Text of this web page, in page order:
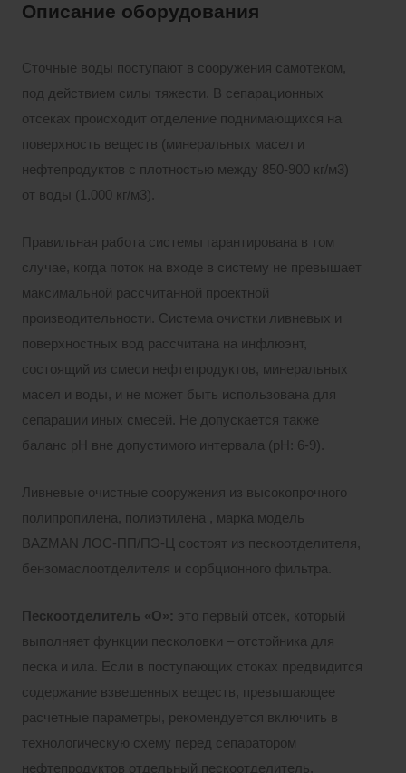
Описание оборудования
Сточные воды поступают в сооружения самотеком,
под действием силы тяжести. В сепарационных
отсеках происходит отделение поднимающихся на
поверхность веществ (минеральных масел и
нефтепродуктов с плотностью между 850-900 кг/м3)
от воды (1.000 кг/м3).
Правильная работа системы гарантирована в том
случае, когда поток на входе в систему не превышает
максимальной рассчитанной проектной
производительности. Система очистки ливневых и
поверхностных вод рассчитана на инфлюэнт,
состоящий из смеси нефтепродуктов, минеральных
масел и воды, и не может быть использована для
сепарации иных смесей. Не допускается также
баланс pH вне допустимого интервала (pH: 6-9).
Ливневые очистные сооружения из высокопрочного
полипропилена, полиэтилена , марка модель
BAZMAN ЛОС-ПП/ПЭ-Ц состоят из пескоотделителя,
бензомаслоотделителя и сорбционного фильтра.
Пескоотделитель «О»: это первый отсек, который
выполняет функции песколовки – отстойника для
песка и ила. Если в поступающих стоках предвидится
содержание взвешенных веществ, превышающее
расчетные параметры, рекомендуется включить в
технологическую схему перед сепаратором
нефтепродуктов отдельный пескоотделитель.